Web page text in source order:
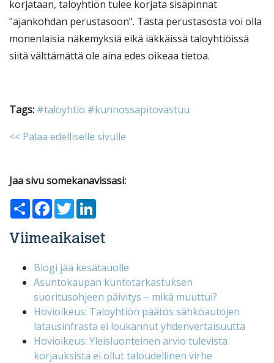
korjataan, taloyhtiön tulee korjata sisäpinnat
"ajankohdan perustasoon". Tästä perustasosta voi olla
monenlaisia näkemyksiä eikä iäkkäissä taloyhtiöissä
siitä välttämättä ole aina edes oikeaa tietoa.
Tags: #taloyhtiö #kunnossapitovastuu
<< Palaa edelliselle sivulle
Jaa sivu somekanavissasi:
ShareFacebook
Twitter
Viimeaikaiset
Blogi jää kesätauolle
Asuntokaupan kuntotarkastuksen
suoritusohjeen päivitys – mikä muuttui?
Hovioikeus: Taloyhtiön päätös sähköautojen
latausinfrasta ei loukannut yhdenvertaisuutta
Hovioikeus: Yleisluonteinen arvio tulevista
korjauksista ei ollut taloudellinen virhe